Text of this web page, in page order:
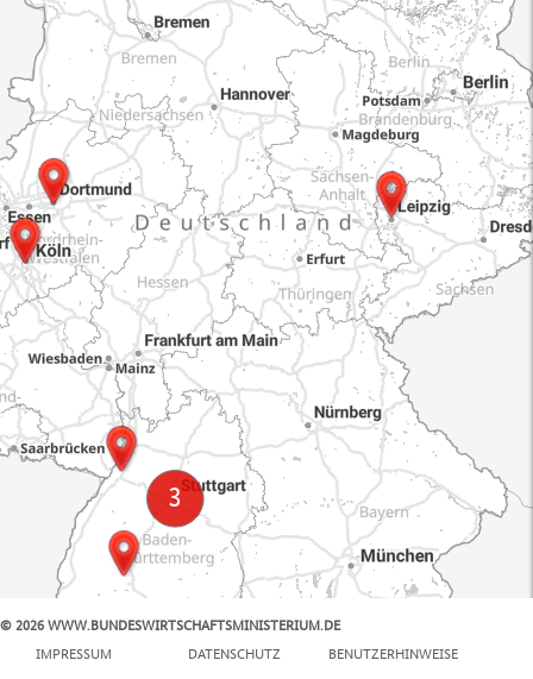
© 2026 WWW.BUNDESWIRTSCHAFTSMINISTERIUM.DE
IMPRESSUM
DATENSCHUTZ BENUTZERHINWEISE